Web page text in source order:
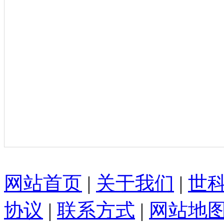
网站首页 | 关于我们 | 世
协议 | 联系方式 | 网站地